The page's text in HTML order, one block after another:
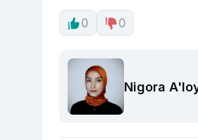
0 0
Nigora